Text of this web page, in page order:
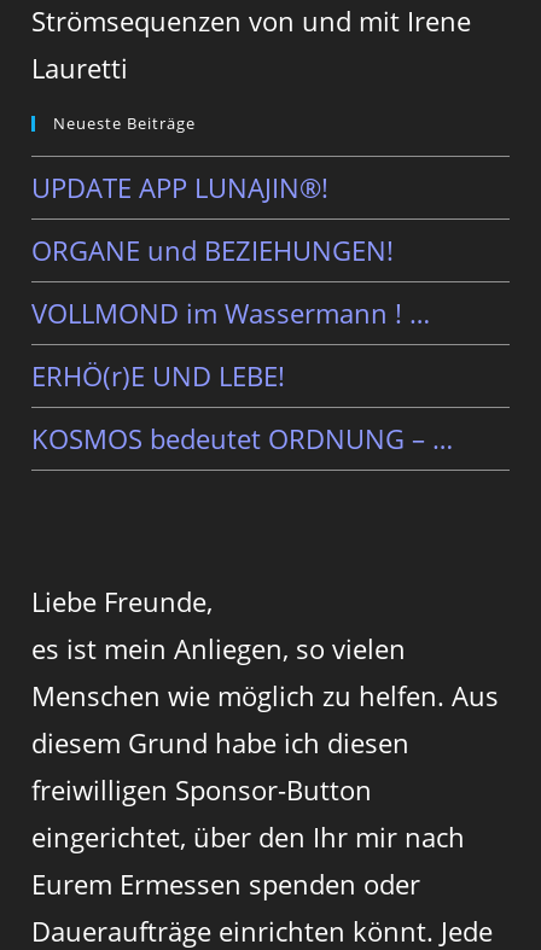
Strömsequenzen von und mit Irene
Lauretti
Neueste Beiträge
UPDATE APP LUNAJIN®!
ORGANE und BEZIEHUNGEN!
VOLLMOND im Wassermann ! …
ERHÖ(r)E UND LEBE!
KOSMOS bedeutet ORDNUNG – …
Liebe Freunde,
es ist mein Anliegen, so vielen
Menschen wie möglich zu helfen. Aus
diesem Grund habe ich diesen
freiwilligen Sponsor-Button
eingerichtet, über den Ihr mir nach
Eurem Ermessen spenden oder
Daueraufträge einrichten könnt. Jede